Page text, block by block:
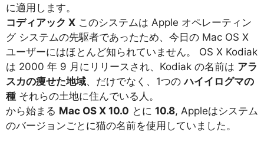
に適用します。
コディアック X このシステムは Apple オペレーティン
グ システムの先駆者であったため、今日の Mac OS X
ユーザーにはほとんど知られていません。 OS X Kodiak
は 2000 年 9 月にリリースされ、Kodiak の名前は アラ
スカの痩せた地域、だけでなく、1つのハイイログマの
種 それらの土地に住んでいる人。
から始まる Mac OS X 10.0 とに 10.8, Appleはシステム
のバージョンごとに猫の名前を使用していました。